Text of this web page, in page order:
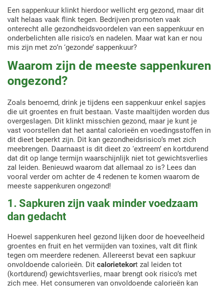
Een sappenkuur klinkt hierdoor wellicht erg gezond, maar dit
valt helaas vaak flink tegen. Bedrijven promoten vaak
onterecht alle gezondheidsvoordelen van een sappenkuur en
onderbelichten alle risico’s en nadelen. Maar wat kan er nou
mis zijn met zo’n ‘gezonde’ sappenkuur?
Waarom zijn de meeste sappenkuren
ongezond?
Zoals benoemd, drink je tijdens een sappenkuur enkel sapjes
die uit groentes en fruit bestaan. Vaste maaltijden worden dus
overgeslagen. Dit klinkt misschien gezond, maar je kunt je
vast voorstellen dat het aantal calorieën en voedingsstoffen in
dit dieet beperkt zijn. Dit kan gezondheidsrisico’s met zich
meebrengen. Daarnaast is dit dieet zo ‘extreem’ en kortdurend
dat dit op lange termijn waarschijnlijk niet tot gewichtsverlies
zal leiden. Benieuwd waarom dat allemaal zo is? Lees dan
vooral verder om achter de 4 redenen te komen waarom de
meeste sappenkuren ongezond!
1. Sapkuren zijn vaak minder voedzaam
dan gedacht
Hoewel sappenkuren heel gezond lijken door de hoeveelheid
groentes en fruit en het vermijden van toxines, valt dit flink
tegen om meerdere redenen. Allereerst bevat een sapkuur
onvoldoende calorieën. Dit calorietekort zal leiden tot
(kortdurend) gewichtsverlies, maar brengt ook risico’s met
zich mee. Het consumeren van onvoldoende calorieën kan